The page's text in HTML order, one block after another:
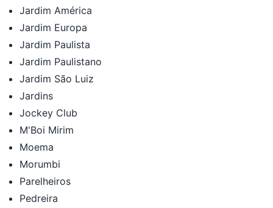
Jardim América
Jardim Europa
Jardim Paulista
Jardim Paulistano
Jardim São Luiz
Jardins
Jockey Club
M'Boi Mirim
Moema
Morumbi
Parelheiros
Pedreira